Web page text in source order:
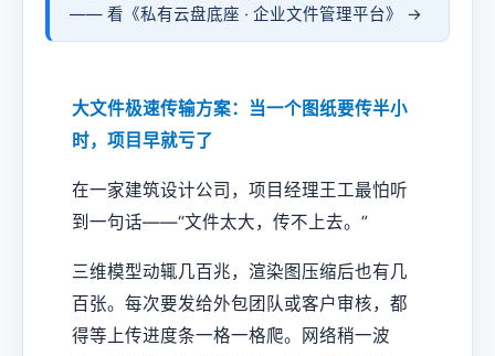
—— 看《私有云盘底座 · 企业文件管理平台》 →
大文件极速传输方案：当一个图纸要传半小
时，项目早就亏了
在一家建筑设计公司，项目经理王工最怕听
到一句话——“文件太大，传不上去。”
三维模型动辄几百兆，渲染图压缩后也有几
百张。每次要发给外包团队或客户审核，都
得等上传进度条一格一格爬。网络稍一波